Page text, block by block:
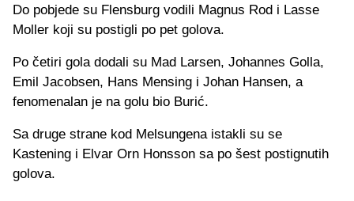
Do pobjede su Flensburg vodili Magnus Rod i Lasse
Moller koji su postigli po pet golova.
Po četiri gola dodali su Mad Larsen, Johannes Golla,
Emil Jacobsen, Hans Mensing i Johan Hansen, a
fenomenalan je na golu bio Burić.
Sa druge strane kod Melsungena istakli su se
Kastening i Elvar Orn Honsson sa po šest postignutih
golova.